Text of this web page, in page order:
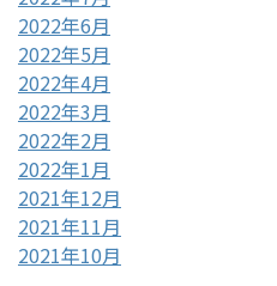
2022年6月
2022年5月
2022年4月
2022年3月
2022年2月
2022年1月
2021年12月
2021年11月
2021年10月